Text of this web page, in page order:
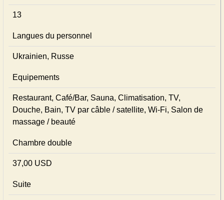
13
Langues du personnel
Ukrainien, Russe
Equipements
Restaurant, Café/Bar, Sauna, Climatisation, TV,
Douche, Bain, TV par câble / satellite, Wi-Fi, Salon de
massage / beauté
Chambre double
37,00 USD
Suite